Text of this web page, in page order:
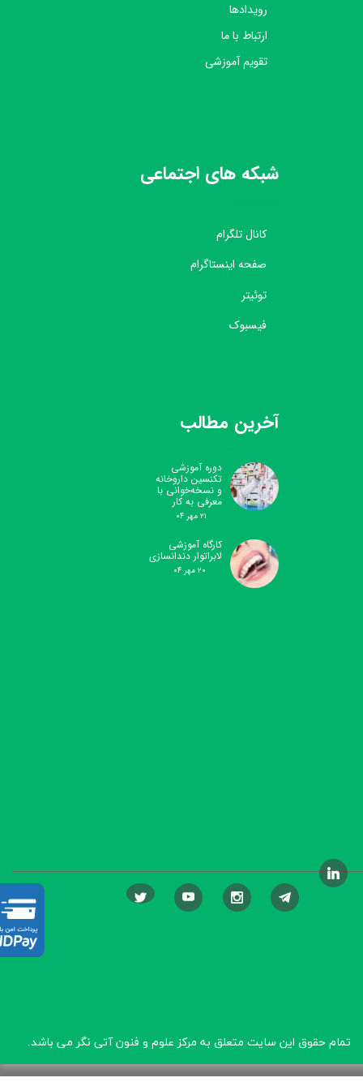
رویدادها
ارتباط با ما
تقویم آموزشی
آخرین مطالب
دوره آموزشی
تکنسین داروخانه
و نسخه‌خوانی با
معرفی به کار
۲۱ مهر ۰۴
کارگاه آموزشی
لابراتوار دندانسازی
۲۰ مهر ۰۴
شبکه های اجتماعی
کانال تلگرام
صفحه اینستاگرام
توئیتر
فیسبوک
تمام حقوق این سایت متعلق به مرکز علوم و فنون آتی نگر می باشد.